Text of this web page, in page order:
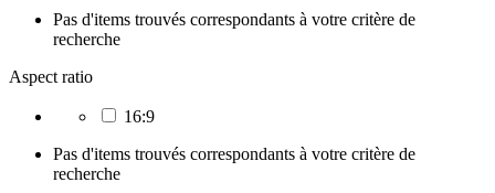
Pas d'items trouvés correspondants à votre critère de
recherche
Aspect ratio
16:9
Pas d'items trouvés correspondants à votre critère de
recherche